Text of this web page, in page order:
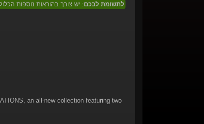
לתשומת לבכם: יש צורך בהוראות נוספות
an all-new collection featuring two